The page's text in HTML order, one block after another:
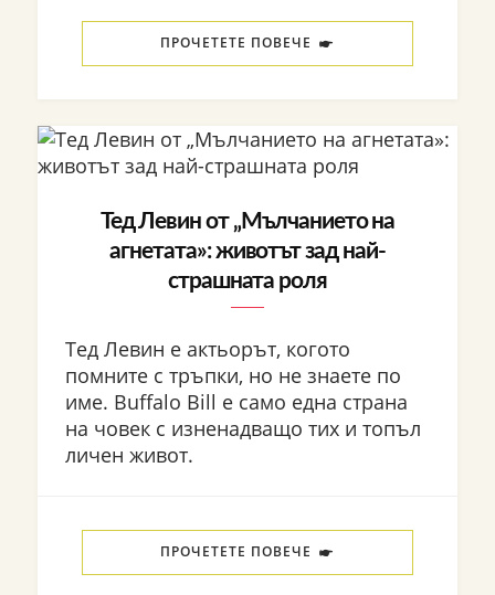
ПРОЧЕТЕТЕ ПОВЕЧЕ
Тед Левин от „Мълчанието на
агнетата»: животът зад най-
страшната роля
Тед Левин е актьорът, когото
помните с тръпки, но не знаете по
име. Buffalo Bill е само една страна
на човек с изненадващо тих и топъл
личен живот.
ПРОЧЕТЕТЕ ПОВЕЧЕ